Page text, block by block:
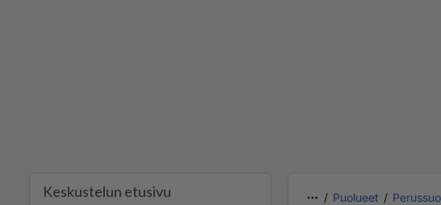
Keskustelun etusivu Puolueet